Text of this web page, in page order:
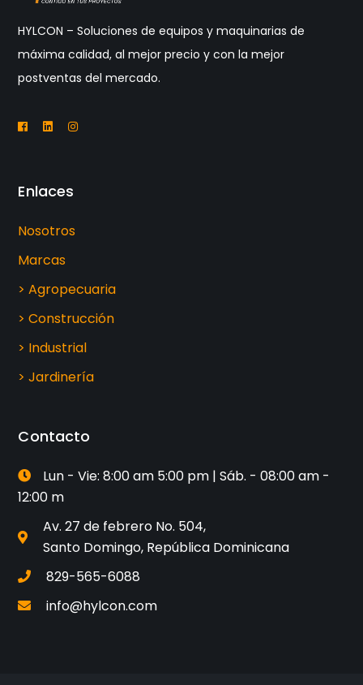
HYLCON – Soluciones de equipos y maquinarias de
máxima calidad, al mejor precio y con la mejor
postventas del mercado.
Enlaces
Nosotros
Marcas
> Agropecuaria
> Construcción
> Industrial
> Jardinería
Contacto
Lun - Vie: 8:00 am 5:00 pm | Sáb. - 08:00 am -
12:00 m
Av. 27 de febrero No. 504,
Santo Domingo, República Dominicana
829-565-6088
info@hylcon.com